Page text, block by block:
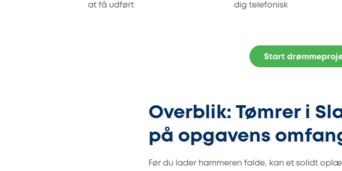
at få udført
dig telefonisk
Start
Overblik: Tømrer i
på opgavens
Før du lader hammeren falde, kan et solidt